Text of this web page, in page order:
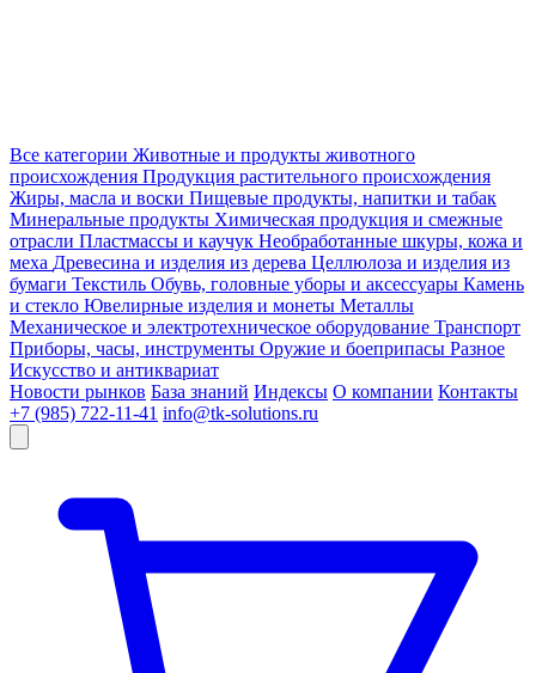
Все категории Животные и продукты животного
происхождения Продукция растительного происхождения
Жиры, масла и воски Пищевые продукты, напитки и табак
Минеральные продукты Химическая продукция и смежные
отрасли Пластмассы и каучук Необработанные шкуры, кожа и
меха Древесина и изделия из дерева Целлюлоза и изделия из
бумаги Текстиль Обувь, головные уборы и аксессуары Камень
и стекло Ювелирные изделия и монеты Металлы
Механическое и электротехническое оборудование Транспорт
Приборы, часы, инструменты Оружие и боеприпасы Разное
Искусство и антиквариат
Новости рынков База знаний Индексы О компании Контакты
+7 (985) 722-11-41 info@tk-solutions.ru